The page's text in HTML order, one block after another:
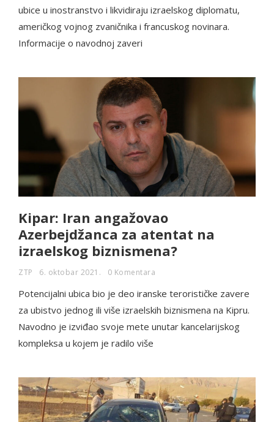
ubice u inostranstvo i likvidiraju izraelskog diplomatu,
američkog vojnog zvaničnika i francuskog novinara.
Informacije o navodnoj zaveri
Kipar: Iran angažovao
Azerbejdžanca za atentat na
izraelskog biznismena?
ZTP 6. oktobar 2021. 0 Komentara
Potencijalni ubica bio je deo iranske terorističke zavere
za ubistvo jednog ili više izraelskih biznismena na Kipru.
Navodno je izviđao svoje mete unutar kancelarijskog
kompleksa u kojem je radilo više